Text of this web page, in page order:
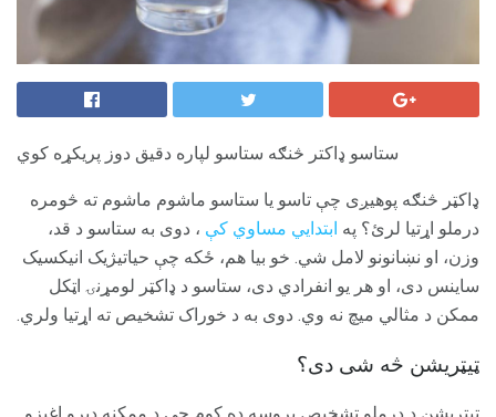
ستاسو ډاکتر څنګه ستاسو لپاره دقیق دوز پریکړه کوي
ډاکټر څنګه پوهیږی چې تاسو یا ستاسو ماشوم ماشوم ته څومره
درملو اړتیا لرئ؟ په ابتدايي مساوي کې ، دوی به ستاسو د قد،
وزن، او نښانونو لامل شي. خو بیا هم، ځکه چې حیاتیژیک انیکسیک
ساینس دی، او هر یو انفرادي دی، ستاسو د ډاکټر لومړنۍ اټکل
ممکن د مثالي میچ نه وي. دوی به د خوراک تشخیص ته اړتیا ولري.
ټیټریشن څه شی دی؟